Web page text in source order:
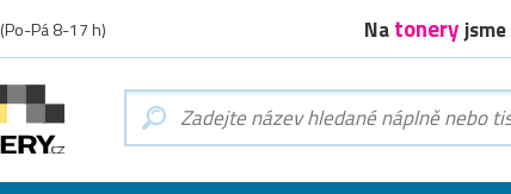
(Po-Pá 8-17 h) Natonery